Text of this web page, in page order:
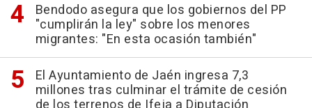
Bendodo asegura que los gobiernos del PP
"cumplirán la ley" sobre los menores
migrantes: "En esta ocasión también"
El Ayuntamiento de Jaén ingresa 7,3
millones tras culminar el trámite de cesión